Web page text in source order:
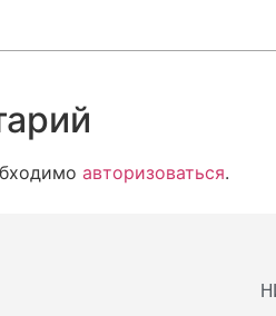
авторизоваться.